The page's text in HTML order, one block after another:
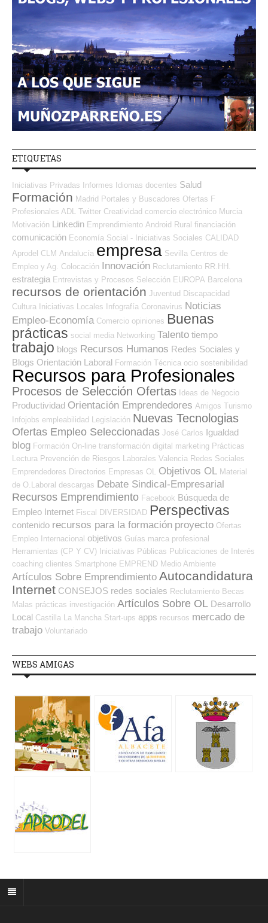
ETIQUETAS
Iniciativas Privadas Informes Idiomas docentes Salud
Formación Madrid Portales y Buscadores Ofertas F
Profesionales ADL Twitter Creatividad comercio electrónico Murcia
Motivación Linkedin Emprendimiento Android Rural financiación
comunicación Economía Social - Iniciativas Sociales CALIDAD
Aprodel CLM Andalucía empresa Sevilla Centros de
Empleo y Ag. Colocación
Innovación Reclutamiento RR.HH.
estrategia Entrevistas y Procesos Selección EUROPA Barcelona
recursos de orientación Juventud Discapacidad
Cultura Iniciativas Locales Infografía Coronavirus Noticias
Empleo-Economía Comercio opiniones Buenas
prácticas social media Networking Talento tiempo
trabajo blogs Recursos Humanos Redes Sociales y
Blogs Orientación Laboral Formación Técnica ocio sostenibilidad
Recursos para Profesionales
Procesos de Selección Ofertas Ideas de Negocio
Productividad Orientación Emprendedores Amigos Turismo
Infojobs empleabilidad Legislación Nuevas Tecnologias
Ofertas Empleo Seleccionadas José Carlos Igualdad
blog Formación On-line transformación digital marketing Prácticas
Lectura Prevención de Riesgos Laborales Valencia Redes Sociales
Emprendedores Directorios Empresas OL Objetivos OL Material
de O.Laboral descargas Debate Sindical-Empresarial
Recursos Emprendimiento Facebook Búsqueda de
Empleo Internet Fiscal DIVERSIDAD Perspectivas
contenido recursos para la formación proyecto Ofertas
Empleo Internacional objetivos Guías marca profesional
Herramientas (CP Y CV) Iniciativas Públicas Publicaciones de Interés
coaching clientes Smartphone EMPREND Medio Ambiente
Artículos Sobre Emprendimiento Autocandidatura
Internet CONSEJOS redes sociales Reclutamiento Becas
Malas prácticas investigación Artículos Sobre OL Desarrollo
Local Castilla La Mancha Start-ups apps recursos mercado de
trabajo Voluntariado
WEBS AMIGAS